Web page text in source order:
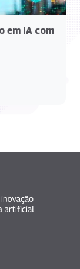
em IA com